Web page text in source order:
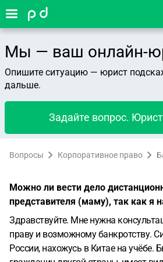
Мы — ваш онлайн-
Опишите ситуацию — юрист
дальше.
Задайте вопрос.
Вопросы Корпоративное право
Можно ли вести дело
представителя (маму), так как я
Здравствуйте. Мне нужна
праву и возможному банкротству.
России, нахожусь в Китае на